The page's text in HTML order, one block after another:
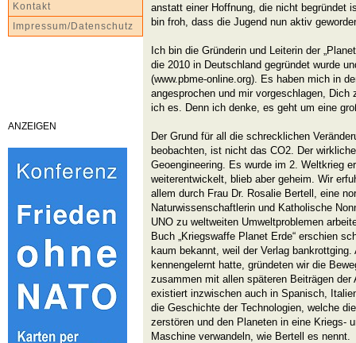
Kontakt
Impressum/Datenschutz
ANZEIGEN
anstatt einer Hoffnung, die nicht begründet
bin froh, dass die Jugend nun aktiv
Ich bin die Gründerin und Leiterin der
die 2010 in Deutschland gegründet wurde
(www.pbme-online.org). Es haben mich in
angesprochen und mir vorgeschlagen,
ich es. Denn ich denke, es geht um eine
Der Grund für all die schrecklichen
beobachten, ist nicht das CO2. Der
Geoengineering. Es wurde im 2. Weltkrieg
weiterentwickelt, blieb aber geheim. Wir
allem durch Frau Dr. Rosalie Bertell, eine
Naturwissenschaftlerin und Katholische
UNO zu weltweiten Umweltproblemen
Buch „Kriegswaffe Planet Erde“ erschien
kaum bekannt, weil der Verlag
kennengelernt hatte, gründeten wir die
zusammen mit allen späteren Beiträgen
existiert inzwischen auch in Spanisch,
die Geschichte der Technologien, welche
zerstören und den Planeten in eine Kriegs-
Maschine verwandeln, wie Bertell es nennt.